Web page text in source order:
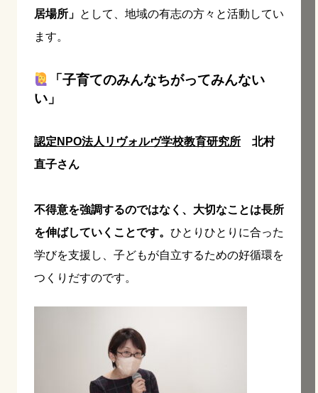
居場所」 として、地域の有志の方々と活動してい
ます。
「子育てのみんなちがってみんない
い」
認定NPO法人リヴォルヴ学校教育研究所 北村
直子さん
不得意を強調するのではなく、大切なことは長所
を伸ばしていくことです。 ひとりひとりに合った
学びを支援し、子どもが自立するための好循環を
つくりだすのです。